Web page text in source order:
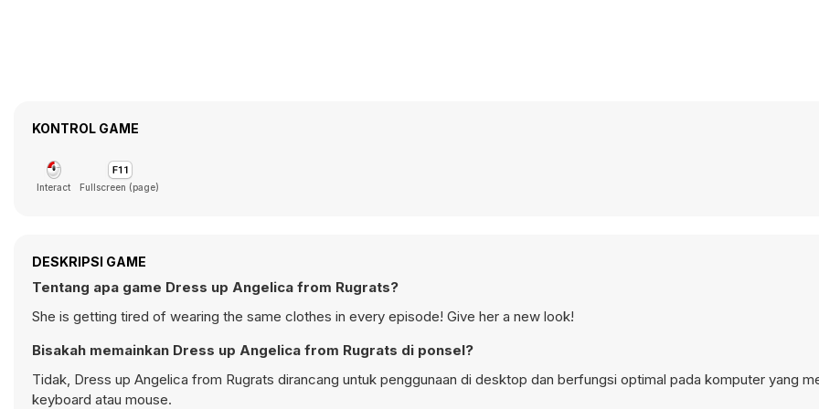
KONTROL GAME
Interact Fullscreen (page)
DESKRIPSI GAME
Tentang apa game Dress up Angelica from Rugrats?
She is getting tired of wearing the same clothes in every episode! Give her a new look!
Bisakah memainkan Dress up Angelica from Rugrats di ponsel?
Tidak, Dress up Angelica from Rugrats dirancang untuk penggunaan di desktop dan berfungsi optimal pada komputer yang
keyboard atau mouse.